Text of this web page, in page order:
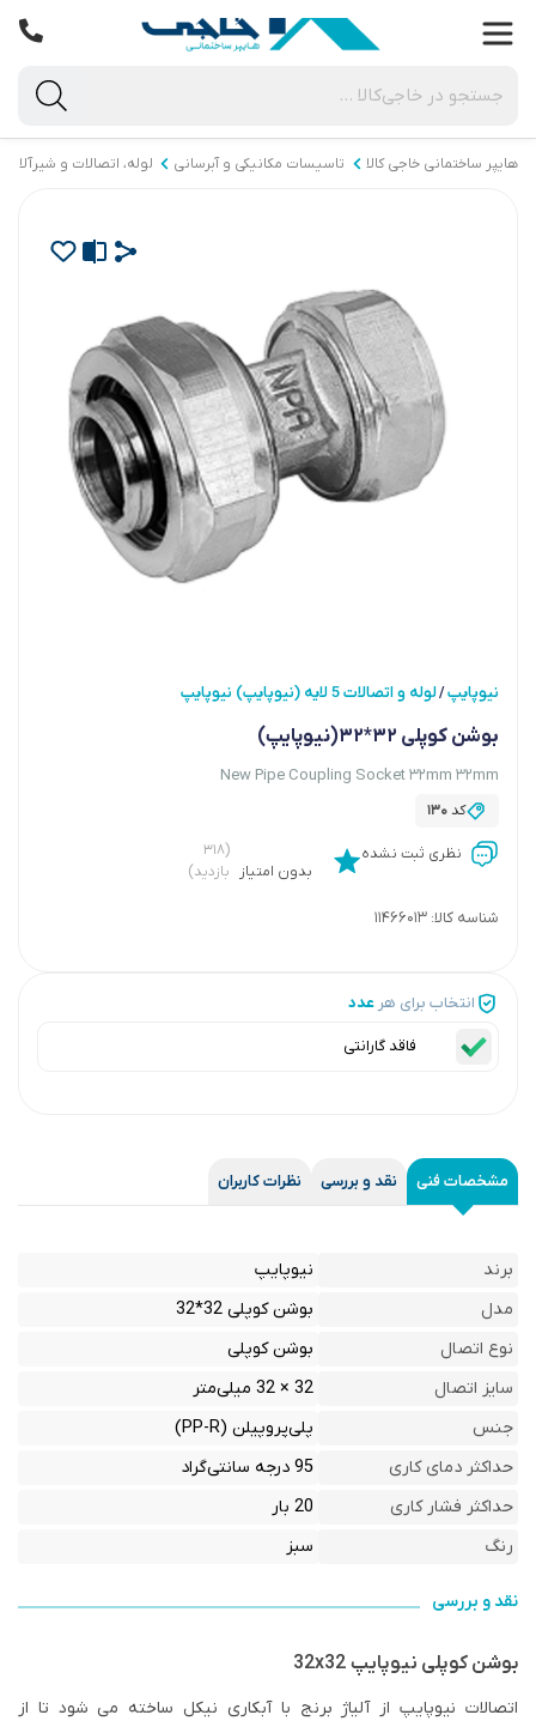
هایپر ساختمانی خاجی‌ کالا تاسیسات مکانیکی و آبرسانی لوله، اتصالات و شیرآلات
نیوپایپ/لوله و اتصالات 5 لایه (نیوپایپ) نیوپایپ
بوشن کوپلی 32*32(نیوپایپ)
New Pipe Coupling Socket 32mm 32mm
کد130
نظری ثبت نشده
بدون امتیاز
(۳۱۸
بازدید)
شناسه کالا: 11466013
انتخاب برای هر عدد
فاقد گارانتی
مشخصات فنی نقد و بررسی نظرات کاربران
برند
نیوپایپ
مدل
بوشن کوپلی 32*32
نوع اتصال
بوشن کوپلی
سایز اتصال
32 × 32 میلی‌متر
جنس
پلی‌پروپیلن (PP-R)
حداکثر دمای کاری
95 درجه سانتی‌گراد
حداکثر فشار کاری
20 بار
رنگ
سبز
نقد و بررسی
بوشن کوپلی نیوپایپ 32x32
اتصالات نیوپایپ از آلیاژ برنج با آبکاری نیکل ساخته می شود تا از